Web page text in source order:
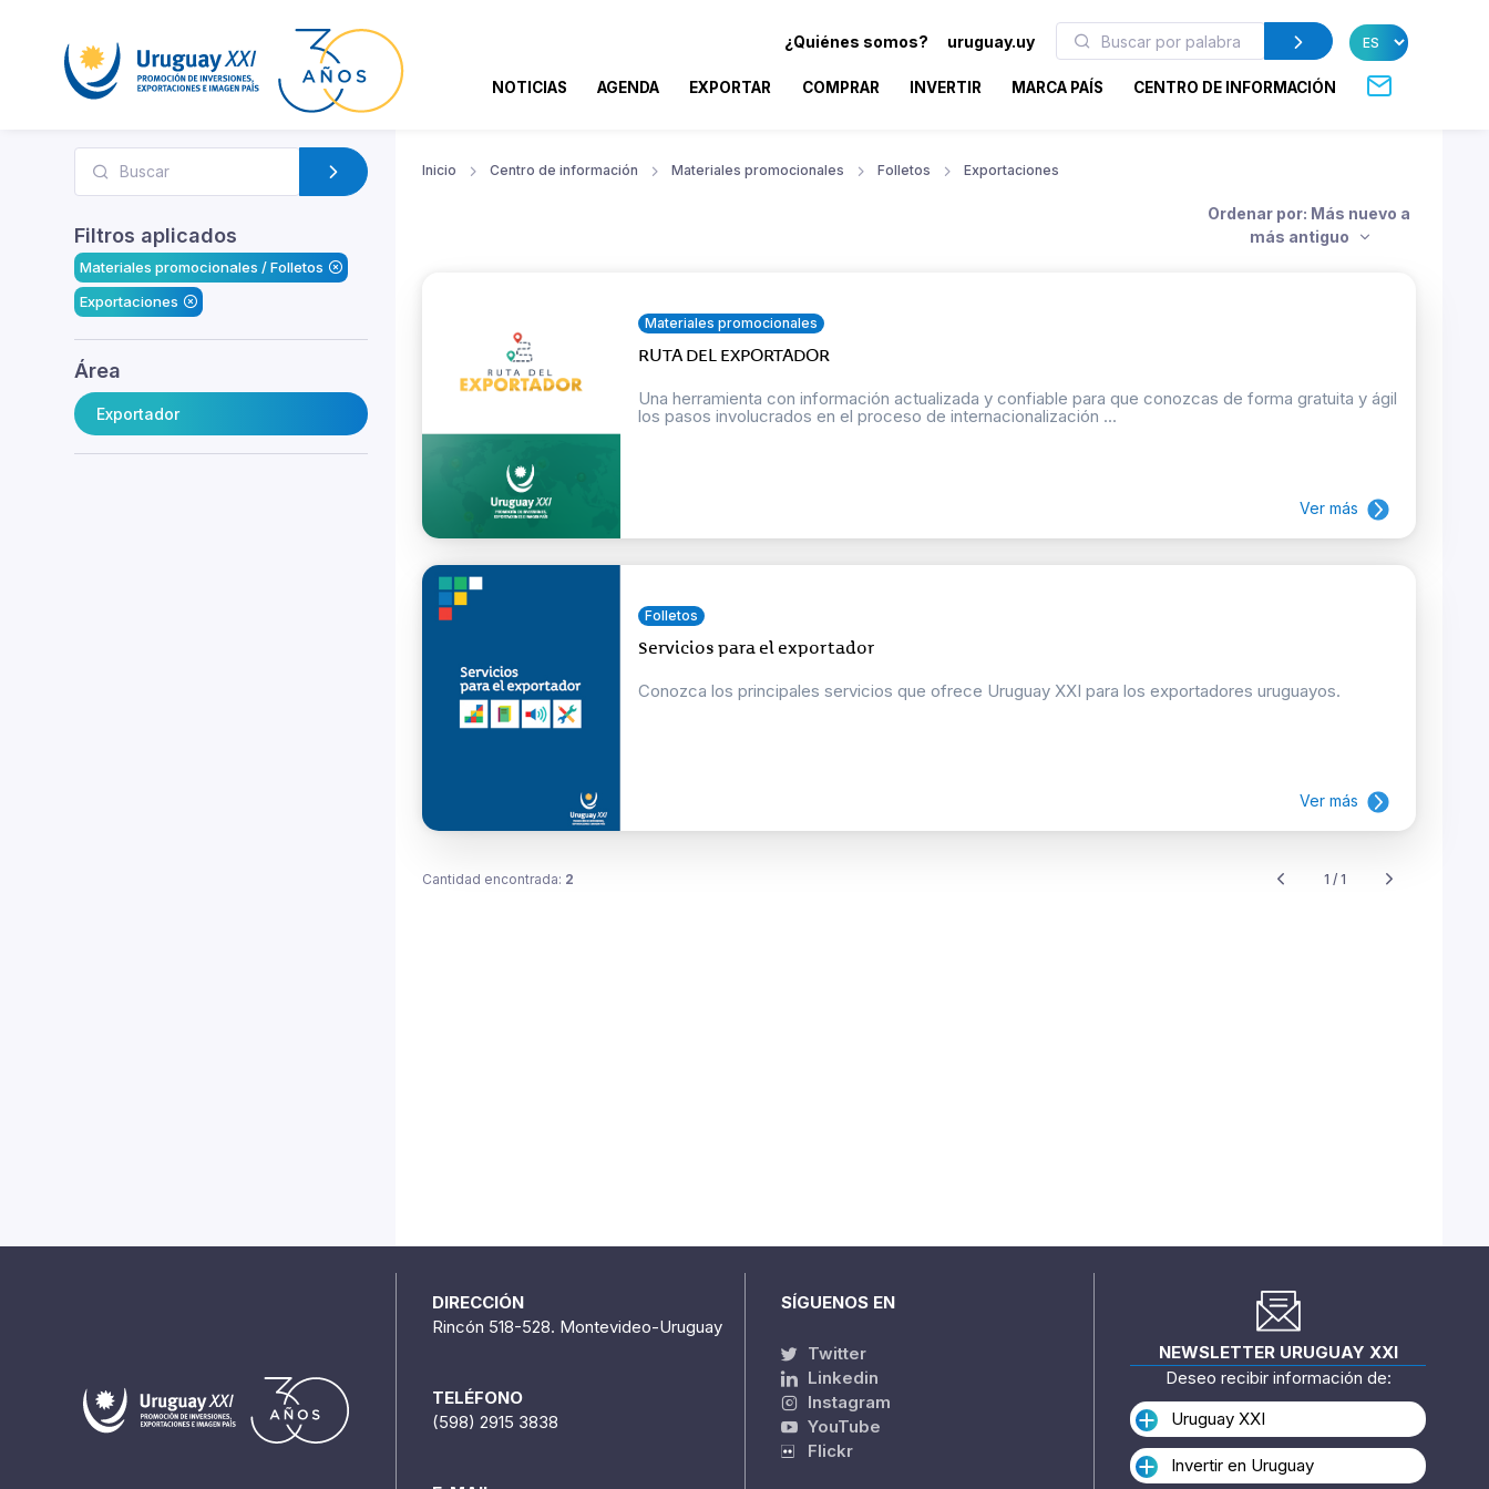
¿Quiénes somos? uruguay.uy
NOTICIAS AGENDA EXPORTAR COMPRAR INVERTIR MARCA PAÍS CENTRO DE INFORMACIÓN
Filtros aplicados
Materiales promocionales / Folletos
Exportaciones
Área
Exportador
Inicio Centro de información Materiales promocionales Folletos Exportaciones
Ordenar por: Más nuevo a
más antiguo
Materiales promocionales
RUTA DEL EXPORTADOR
Una herramienta con información actualizada y confiable para que conozcas de forma gratuita y ágil
los pasos involucrados en el proceso de internacionalización ...
Ver más
Folletos
Servicios para el exportador
Conozca los principales servicios que ofrece Uruguay XXI para los exportadores uruguayos.
Ver más
Cantidad encontrada: 2 1 / 1
DIRECCIÓN
Rincón 518-528. Montevideo-Uruguay
TELÉFONO
(598) 2915 3838
SÍGUENOS EN
Twitter
Linkedin
Instagram
YouTube
Flickr
NEWSLETTER URUGUAY XXI
Deseo recibir información de:
Uruguay XXI
Invertir en Uruguay